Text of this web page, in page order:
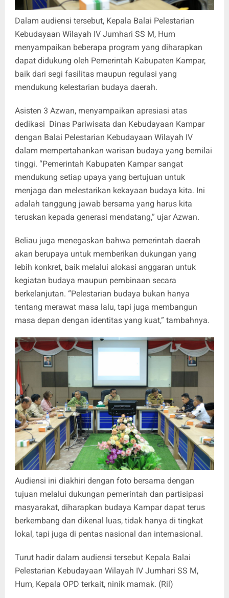
Dalam audiensi tersebut, Kepala Balai Pelestarian
Kebudayaan Wilayah IV Jumhari SS M, Hum
menyampaikan beberapa program yang diharapkan
dapat didukung oleh Pemerintah Kabupaten Kampar,
baik dari segi fasilitas maupun regulasi yang
mendukung kelestarian budaya daerah.
Asisten 3 Azwan, menyampaikan apresiasi atas
dedikasi Dinas Pariwisata dan Kebudayaan Kampar
dengan Balai Pelestarian Kebudayaan Wilayah IV
dalam mempertahankan warisan budaya yang bernilai
tinggi. “Pemerintah Kabupaten Kampar sangat
mendukung setiap upaya yang bertujuan untuk
menjaga dan melestarikan kekayaan budaya kita. Ini
adalah tanggung jawab bersama yang harus kita
teruskan kepada generasi mendatang,” ujar Azwan.
Beliau juga menegaskan bahwa pemerintah daerah
akan berupaya untuk memberikan dukungan yang
lebih konkret, baik melalui alokasi anggaran untuk
kegiatan budaya maupun pembinaan secara
berkelanjutan. “Pelestarian budaya bukan hanya
tentang merawat masa lalu, tapi juga membangun
masa depan dengan identitas yang kuat,” tambahnya.
Audiensi ini diakhiri dengan foto bersama dengan
tujuan melalui dukungan pemerintah dan partisipasi
masyarakat, diharapkan budaya Kampar dapat terus
berkembang dan dikenal luas, tidak hanya di tingkat
lokal, tapi juga di pentas nasional dan internasional.
Turut hadir dalam audiensi tersebut Kepala Balai
Pelestarian Kebudayaan Wilayah IV Jumhari SS M,
Hum, Kepala OPD terkait, ninik mamak. (Ril)